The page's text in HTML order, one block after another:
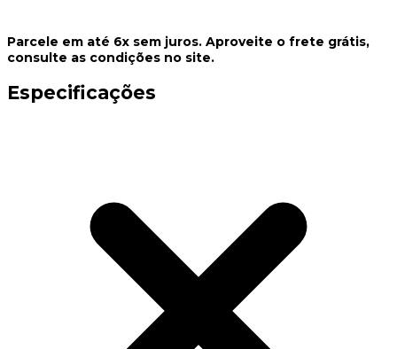
Parcele em até 6x sem juros. Aproveite o frete grátis,
consulte as condições no site.
Especificações